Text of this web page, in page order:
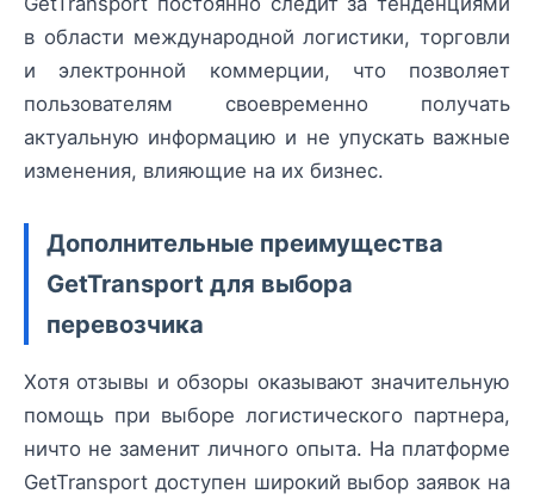
в области международной логистики, торговли
и электронной коммерции, что позволяет
пользователям своевременно получать
актуальную информацию и не упускать важные
изменения, влияющие на их бизнес.
Дополнительные преимущества
GetTransport для выбора
перевозчика
Хотя отзывы и обзоры оказывают значительную
помощь при выборе логистического партнера,
ничто не заменит личного опыта. На платформе
GetTransport доступен широкий выбор заявок на